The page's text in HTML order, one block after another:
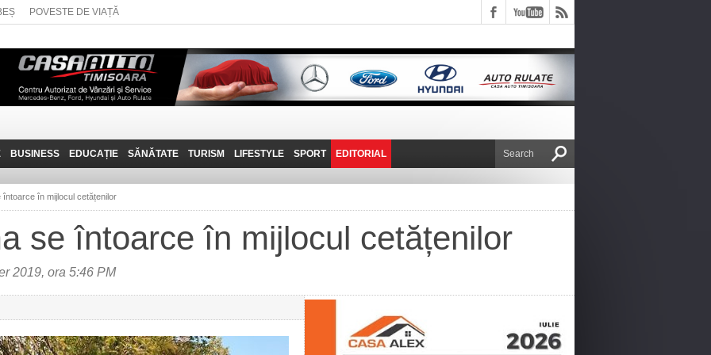
POVESTE DE VIAȚĂ
BUSINESS
JOB-URI
TEHNIT
EDUCAȚIE SĂNĂTATE TURISM
PRIN MUNȚII
FANTASTICUL BANAT
LIFESTYLE
POVESTE DE VIAȚĂ
SPORT EDITORIAL
DE VICTOR NAFIRU
întoarce în mijlocul cetățenilor
se întoarce în mijlocul cetățenilor
2019, ora 5:46 PM